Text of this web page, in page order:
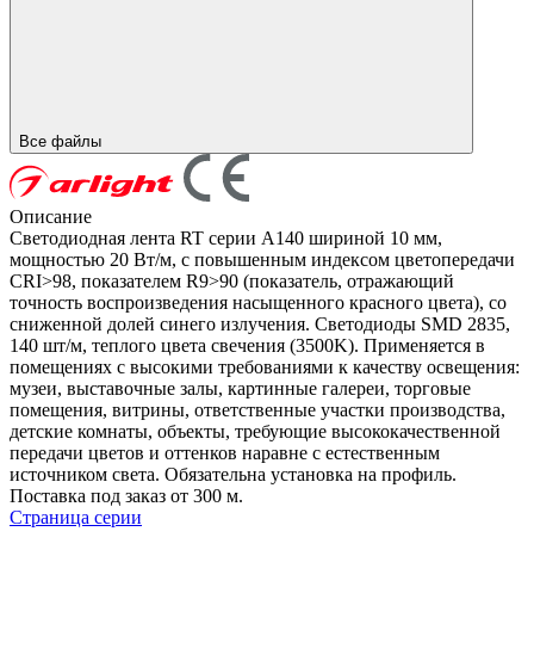
Все файлы
Описание
Светодиодная лента RT серии A140 шириной 10 мм,
мощностью 20 Вт/м, с повышенным индексом цветопередачи
CRI>98, показателем R9>90 (показатель, отражающий
точность воспроизведения насыщенного красного цвета), со
сниженной долей синего излучения. Светодиоды SMD 2835,
140 шт/м, теплого цвета свечения (3500K). Применяется в
помещениях с высокими требованиями к качеству освещения:
музеи, выставочные залы, картинные галереи, торговые
помещения, витрины, ответственные участки производства,
детские комнаты, объекты, требующие высококачественной
передачи цветов и оттенков наравне с естественным
источником света. Обязательна установка на профиль.
Поставка под заказ от 300 м.
Страница серии